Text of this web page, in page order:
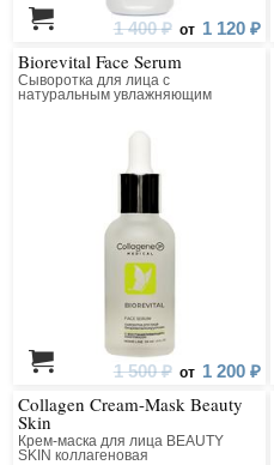
1 400 ₽ от 1 120 ₽
Biorevital Face Serum
Сыворотка для лица с
натуральным увлажняющим
1 500 ₽ от 1 200 ₽
Collagen Cream-Mask Beauty
Skin
Крем-маска для лица BEAUTY
SKIN коллагеновая